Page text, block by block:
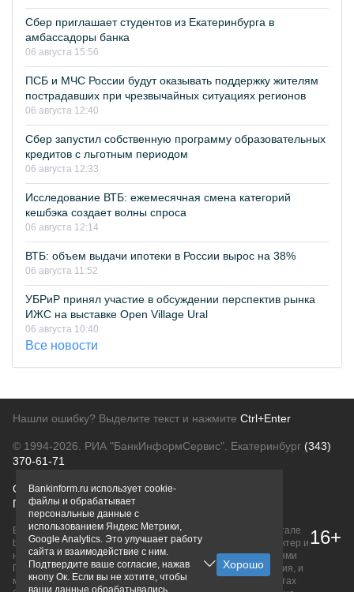
Сбер приглашает студентов из Екатеринбурга в
амбассадоры банка
06 августа 15:56
ПСБ и МЧС России будут оказывать поддержку жителям
пострадавших при чрезвычайных ситуациях регионов
06 августа 12:40
Сбер запустил собственную программу образовательных
кредитов с льготным периодом
06 августа 12:33
Исследование ВТБ: ежемесячная смена категорий
кешбэка создает волны спроса
06 августа 12:14
ВТБ: объем выдачи ипотеки в России вырос на 38%
06 августа 11:52
УБРиР принял участие в обсуждении перспектив рынка
ИЖС на выставке Open Village Ural
06 августа 10:40
Все новости
Нашли ошибку? Выделите текст и нажмите Ctrl+Enter
© 1994-2026. РИА "БанкИнформСервис". Екатеринбург (343)
370-61-71
О проектеПолитика конфиденциальности
Правовая информацияДля рекламодателей
Вся информация о продуктах банков, размещенная на портале
bankinform.ru, носит исключительно ознакомительный характер и
не является публичной офертой, определяемой положениями
ГК РФ. Информация не содержит точного и полного описания, и
может быть изменена. Конечные условия уточняйте на сайтах
16+
Bankinform.ru использует cookie-
файлы и обрабатывает
персональные данные с
использованием Яндекс Метрики,
Google Analytics. Это улучшает работу
сайта и взаимодействие с ним.
Подтвердите ваше согласие, нажав
кнопу Ок. Если вы не хотите, чтобы
ваши данные обрабатывались,